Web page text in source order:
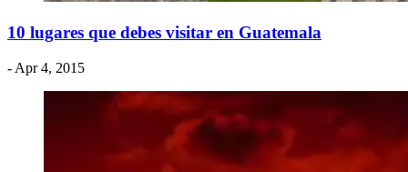
​10 lugares que debes visitar en Guatemala
- Apr 4, 2015